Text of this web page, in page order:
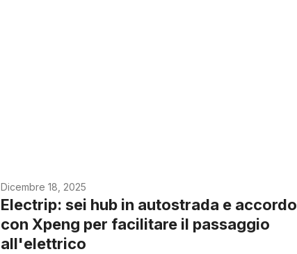
Dicembre 18, 2025
Electrip: sei hub in autostrada e accordo
con Xpeng per facilitare il passaggio
all'elettrico